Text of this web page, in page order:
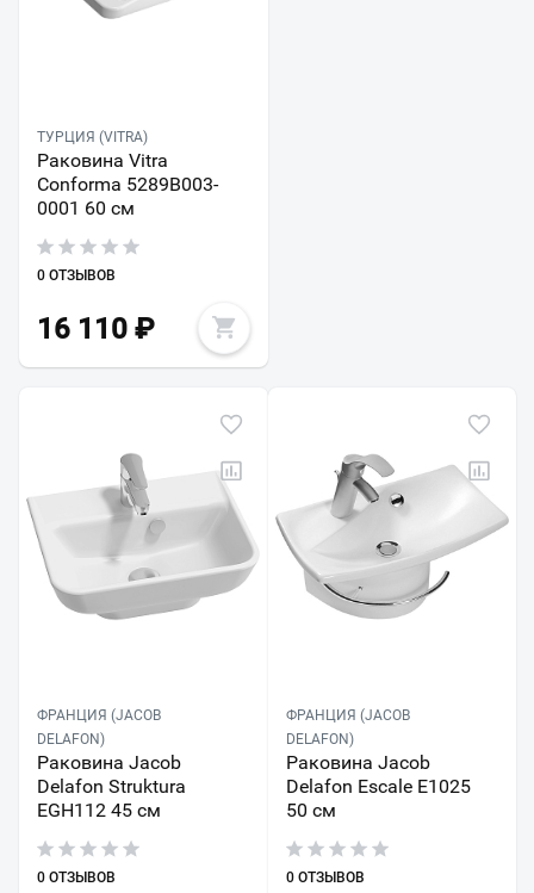
ТУРЦИЯ (VITRA)
Раковина Vitra
Conforma 5289B003-
0001 60 см
0 ОТЗЫВОВ
16 110 ₽
ФРАНЦИЯ (JACOB
DELAFON)
Раковина Jacob
Delafon Struktura
EGH112 45 см
0 ОТЗЫВОВ
ФРАНЦИЯ (JACOB
DELAFON)
Раковина Jacob
Delafon Escale E1025
50 см
0 ОТЗЫВОВ